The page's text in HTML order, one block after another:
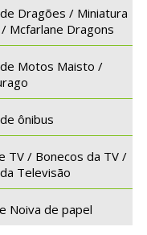
Dragões / Miniatura
Mcfarlane Dragons
Motos Maisto /
ônibus
TV / Bonecos da TV /
Televisão
Noiva de papel